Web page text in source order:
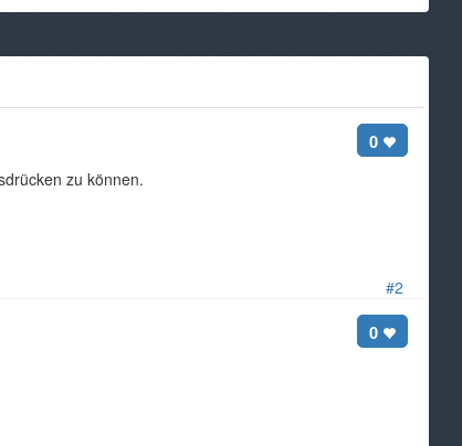
#2
0
zu können.
0